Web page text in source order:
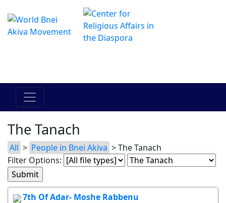
The Tanach
All > People in Bnei Akiva > The Tanach
Filter Options:
7th Of Adar- Moshe Rabbenu